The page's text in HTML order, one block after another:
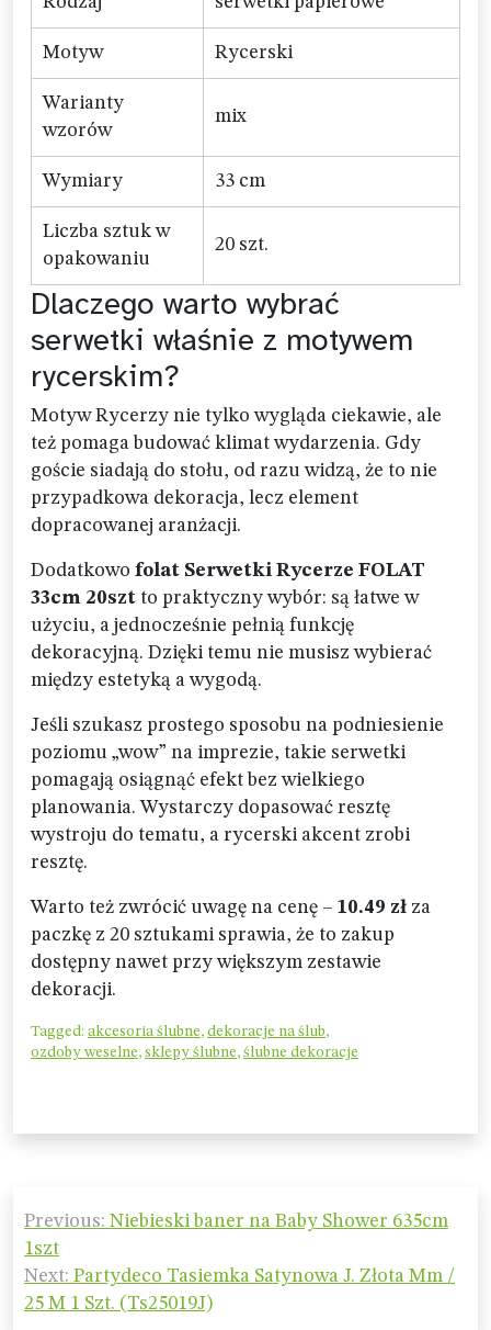
Motyw Rycerski
Warianty
wzorów
mix
Wymiary 33 cm
Liczba sztuk w
opakowaniu
20 szt.
Dlaczego warto wybrać
serwetki właśnie z motywem
rycerskim?
Motyw Rycerzy nie tylko wygląda ciekawie, ale
też pomaga budować klimat wydarzenia. Gdy
goście siadają do stołu, od razu widzą, że to nie
przypadkowa dekoracja, lecz element
dopracowanej aranżacji.
Dodatkowo folat Serwetki Rycerze FOLAT
33cm 20szt to praktyczny wybór: są łatwe w
użyciu, a jednocześnie pełnią funkcję
dekoracyjną. Dzięki temu nie musisz wybierać
między estetyką a wygodą.
Jeśli szukasz prostego sposobu na podniesienie
poziomu „wow” na imprezie, takie serwetki
pomagają osiągnąć efekt bez wielkiego
planowania. Wystarczy dopasować resztę
wystroju do tematu, a rycerski akcent zrobi
resztę.
Warto też zwrócić uwagę na cenę – 10.49 zł za
paczkę z 20 sztukami sprawia, że to zakup
dostępny nawet przy większym zestawie
dekoracji.
Tagged: akcesoria ślubne, dekoracje na ślub,
ozdoby weselne, sklepy ślubne, ślubne dekoracje
Nawigacja
wpisu
Previous: Niebieski baner na Baby Shower 635cm
1szt
Next: Partydeco Tasiemka Satynowa J. Złota Mm /
25 M 1 Szt. (Ts25019J)